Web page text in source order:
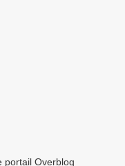
portail Overblog